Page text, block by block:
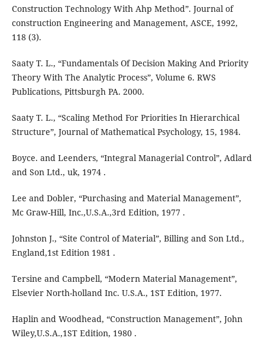
Construction Technology With Ahp Method”. Journal of
construction Engineering and Management, ASCE, 1992,
118 (3).
Saaty T. L., “Fundamentals Of Decision Making And Priority
Theory With The Analytic Process”, Volume 6. RWS
Publications, Pittsburgh PA. 2000.
Saaty T. L., “Scaling Method For Priorities In Hierarchical
Structure”, Journal of Mathematical Psychology, 15, 1984.
Boyce. and Leenders, “Integral Managerial Control”, Adlard
and Son Ltd., uk, 1974 .
Lee and Dobler, “Purchasing and Material Management”,
Mc Graw-Hill, Inc.,U.S.A.,3rd Edition, 1977 .
Johnston J., “Site Control of Material”, Billing and Son Ltd.,
England,1st Edition 1981 .
Tersine and Campbell, “Modern Material Management”,
Elsevier North-holland Inc. U.S.A., 1ST Edition, 1977.
Haplin and Woodhead, “Construction Management”, John
Wiley,U.S.A.,1ST Edition, 1980 .